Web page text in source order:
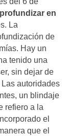
en
La
de
Hay un
tenido una
sin dejar de
autoridades
un blindaje
refiero a la
el
que el